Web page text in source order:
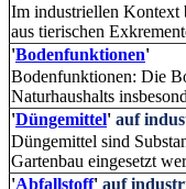
Im industriellen Kontext
aus tierischen
'Bodenfunktionen'
Bodenfunktionen: Die
Naturhaushalts
'Düngemittel' auf
Düngemittel sind
Gartenbau eingesetzt
'Abfallstoff' auf